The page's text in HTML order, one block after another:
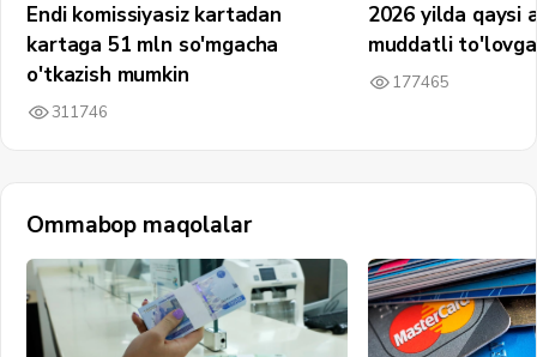
Endi komissiyasiz kartadan
kartaga 51 mln so'mgacha
o'tkazish mumkin
311746
2026 yilda qaysi
muddatli
177465
Ommabop maqolalar